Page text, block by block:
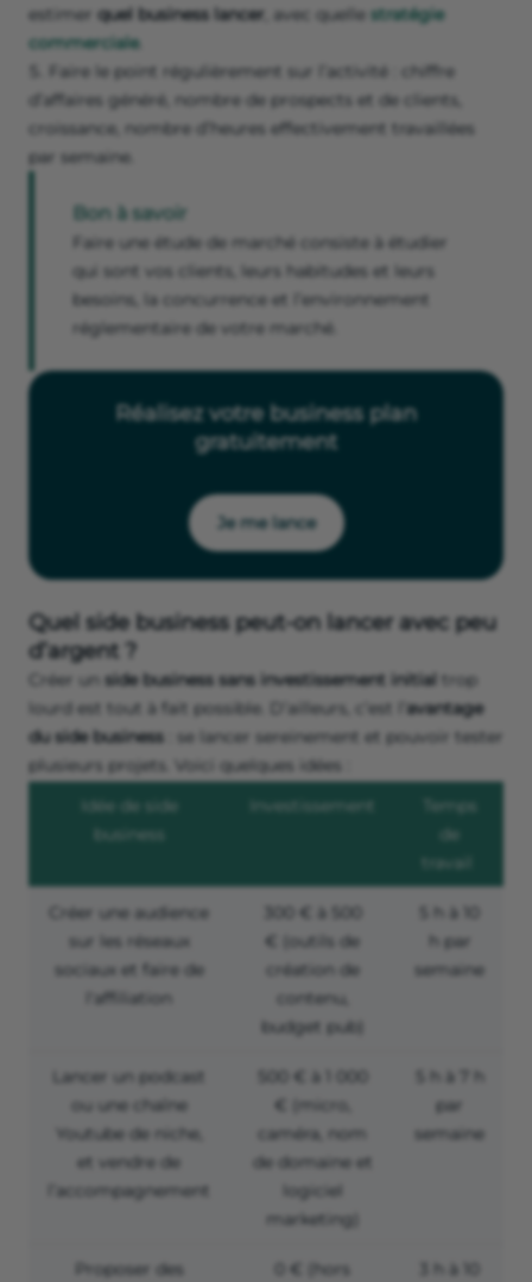
estimer quel business lancer , avec quelle stratégie
commerciale.
Faire le point régulièrement sur l’activité : chiffre
d’affaires généré, nombre de prospects et de clients,
croissance, nombre d’heures effectivement travaillées
par semaine.
Bon à savoir
Faire une étude de marché consiste à étudier
qui sont vos clients, leurs habitudes et leurs
besoins, la concurrence et l’environnement
réglementaire de votre marché.
Réalisez votre business plan
gratuitement
Je me lance
Quel side business peut-on lancer avec peu
d’argent ?
Créer un side business sans investissement initial trop
lourd est tout à fait possible. D’ailleurs, c’est l’ avantage
du side business : se lancer sereinement et pouvoir tester
plusieurs projets. Voici quelques idées :
Idée de side
business
Investissement
Temps
de
travail
Créer une audience
sur les réseaux
sociaux et faire de
l'affiliation
300 € à 500
€ (outils de
création de
contenu,
budget pub)
5 h à 10
h par
semaine
Lancer un podcast
ou une chaîne
Youtube de niche,
et vendre de
l’accompagnement
500 € à 1 000
€ (micro,
caméra, nom
de domaine et
logiciel
marketing)
5 h à 7 h
par
semaine
Proposer des
0 € (hors
3 h à 10